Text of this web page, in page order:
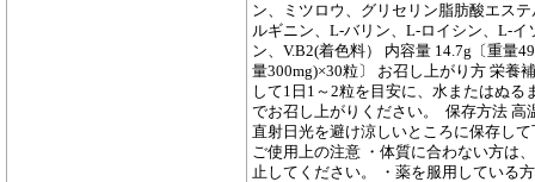
ン、ミツロウ、グリセリン脂肪酸エス
ルギニン、L-バリン、L-ロイシン、L-イ
ン、V.B2(着色料） 内容量 14.7g〔重量
量300mg)×30粒〕 お召し上がり方 栄養
して1日1～2粒を目安に、水またはぬる
でお召し上がりください。 保存方法 高
直射日光を避け涼しいところに保存し
ご使用上の注意 ・体質に合わない方は
止してください。 ・薬を服用している